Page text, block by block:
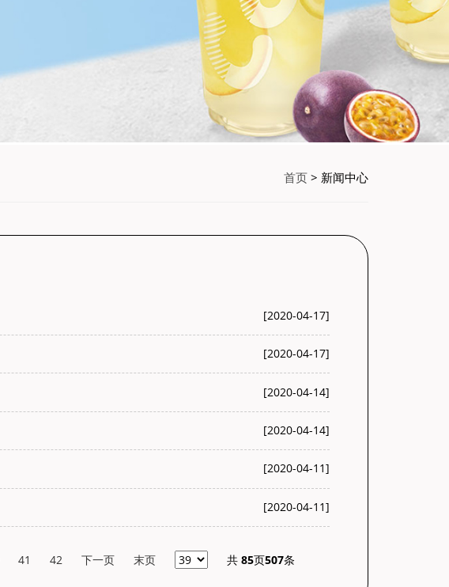
首页> 新闻中心
[2020-04-17]
[2020-04-17]
[2020-04-14]
[2020-04-14]
[2020-04-11]
[2020-04-11]
41 42 下一页 末页 共 85页507条